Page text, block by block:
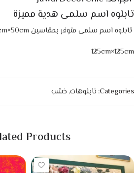
تابلوه اسم سلمى هدية مميزة
تابلوه اسم سلمى متوفر بمقاسين 50cm×50cm
125cm×125cm
Categories: تابلوهات,خشب
Products